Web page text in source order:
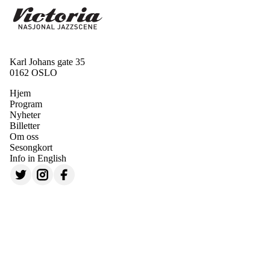
Karl Johans gate 35
0162 OSLO
Hjem
Program
Nyheter
Billetter
Om oss
Sesongkort
Info in English